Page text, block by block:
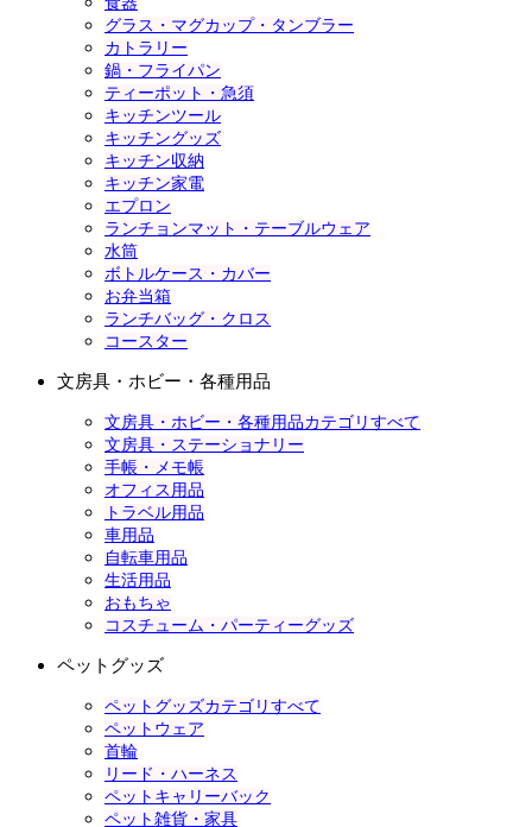
グラス・マグカップ・タンブラー
カトラリー
鍋・フライパン
ティーポット・急須
キッチンツール
キッチングッズ
キッチン収納
キッチン家電
エプロン
ランチョンマット・テーブルウェア
水筒
ボトルケース・カバー
お弁当箱
ランチバッグ・クロス
コースター
文房具・ホビー・各種用品
文房具・ホビー・各種用品カテゴリすべて
文房具・ステーショナリー
手帳・メモ帳
オフィス用品
トラベル用品
車用品
自転車用品
生活用品
おもちゃ
コスチューム・パーティーグッズ
ペットグッズ
ペットグッズカテゴリすべて
ペットウェア
首輪
リード・ハーネス
ペットキャリーバック
ペット雑貨・家具